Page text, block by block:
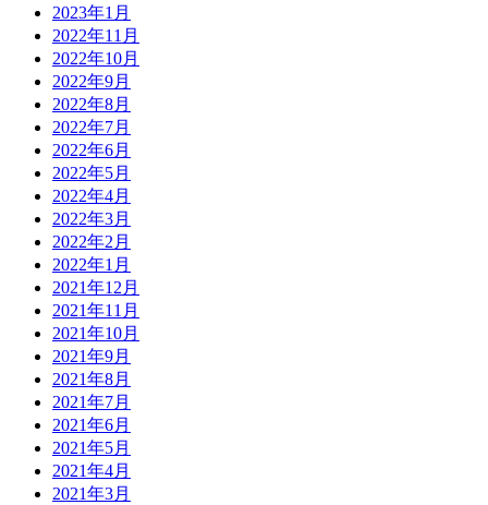
2023年1月
2022年11月
2022年10月
2022年9月
2022年8月
2022年7月
2022年6月
2022年5月
2022年4月
2022年3月
2022年2月
2022年1月
2021年12月
2021年11月
2021年10月
2021年9月
2021年8月
2021年7月
2021年6月
2021年5月
2021年4月
2021年3月